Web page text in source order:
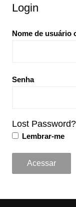
Login
Nome de usuário
Senha
Lost Password?
Lembrar-me